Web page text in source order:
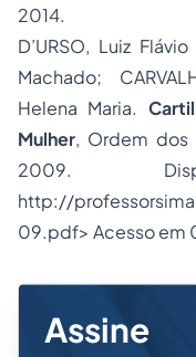
2014.
D’URSO, Luiz
Machado;
Helena Maria.
Mulher, Ordem dos
2009.
http://
09.pdf> Acesso em